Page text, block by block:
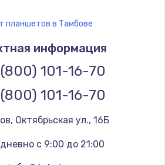
1795 руб.
Заказать
разъема питания
1120 руб.
Заказать
планшетов в Тамбове
информация
101-16-70
101-16-70
, Октябрьская ул., 16Б
с 9:00 до 21:00